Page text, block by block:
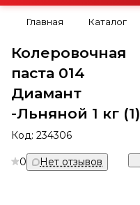
Главная Каталог
Колеровочная
паста 014
Диамант
-Льняной 1 кг (1)
Код: 234306
0 Нет отзывов